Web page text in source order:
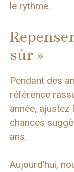
le rythme.
sûr »
Pendant des
référence
année, ajustez
chances
ans.
Aujourd’hui,